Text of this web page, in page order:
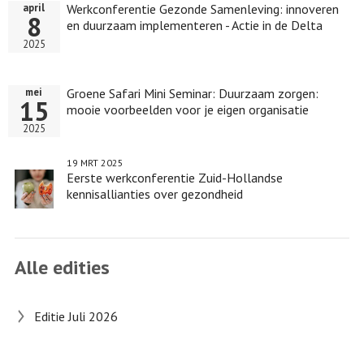
Werkconferentie Gezonde Samenleving: innoveren
en duurzaam implementeren - Actie in de Delta
april
8
2025
Groene Safari Mini Seminar: Duurzaam zorgen:
mooie voorbeelden voor je eigen organisatie
mei
15
2025
Eerste werkconferentie Zuid-Hollandse
kennisallianties over gezondheid
19 MRT 2025
Alle edities
Editie Juli 2026